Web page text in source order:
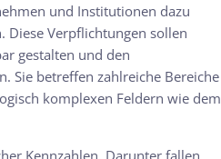
und Institutionen dazu
Verpflichtungen sollen
gestalten und den
Sie betreffen zahlreiche Bereiche
komplexen Feldern wie dem
Kennzahlen. Darunter fallen